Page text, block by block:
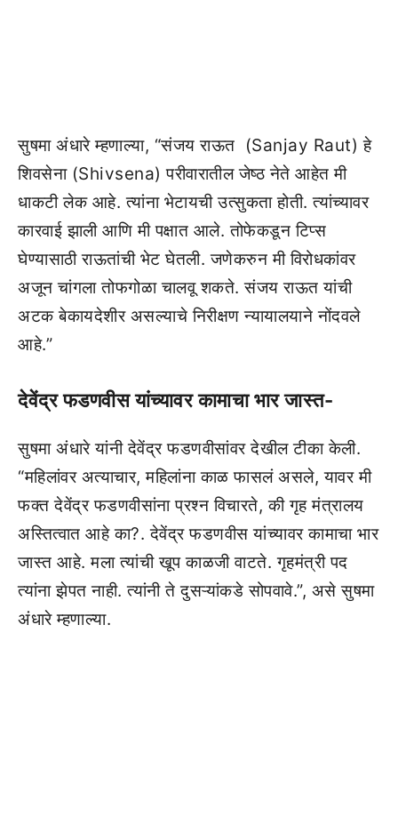
सुषमा अंधारे म्हणाल्या, “संजय राऊत (Sanjay Raut) हे
शिवसेना (Shivsena) परीवारातील जेष्ठ नेते आहेत मी
धाकटी लेक आहे. त्यांना भेटायची उत्सुकता होती. त्यांच्यावर
कारवाई झाली आणि मी पक्षात आले. तोफेकडून टिप्स
घेण्यासाठी राऊतांची भेट घेतली. जणेकरुन मी विरोधकांवर
अजून चांगला तोफगोळा चालवू शकते. संजय राऊत यांची
अटक बेकायदेशीर असल्याचे निरीक्षण न्यायालयाने नोंदवले
आहे.”
देवेंद्र फडणवीस यांच्यावर कामाचा भार जास्त-
सुषमा अंधारे यांनी देवेंद्र फडणवीसांवर देखील टीका केली.
“महिलांवर अत्याचार, महिलांना काळ फासलं असले, यावर मी
फक्त देवेंद्र फडणवीसांना प्रश्न विचारते, की गृह मंत्रालय
अस्तित्वात आहे का?. देवेंद्र फडणवीस यांच्यावर कामाचा भार
जास्त आहे. मला त्यांची खूप काळजी वाटते. गृहमंत्री पद
त्यांना झेपत नाही. त्यांनी ते दुसऱ्यांकडे सोपवावे.”, असे सुषमा
अंधारे म्हणाल्या.